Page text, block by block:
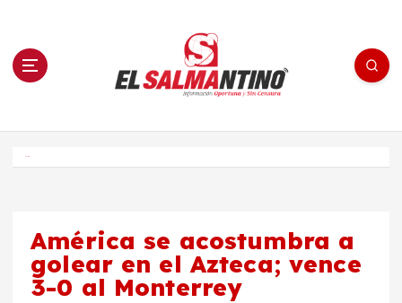
n El Salmantino - medios/noticias/editorial
América se acostumbra a
golear en el Azteca; vence
3-0 al Monterrey